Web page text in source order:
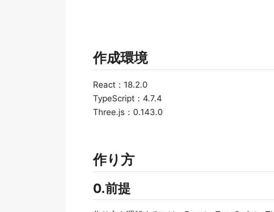
作成環境
React：18.2.0
TypeScript：4.7.4
Three.js：0.143.0
作り方
0.前提